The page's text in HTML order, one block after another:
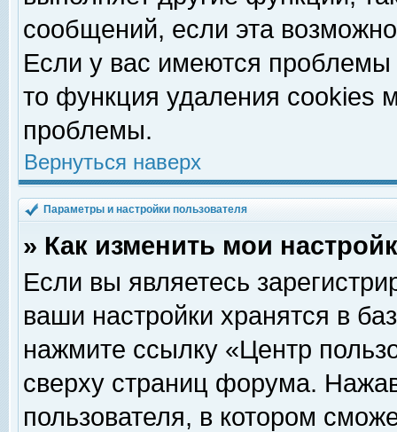
сообщений, если эта
Если у вас имеются
то функция удаления cookies
проблемы.
Вернуться наверх
Параметры и настройки пользователя
» Как изменить мои
Если вы являетесь
ваши настройки хранятся в
нажмите ссылку «Центр
сверху страниц форума.
пользователя, в котором